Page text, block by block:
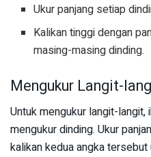
Ukur panjang setiap
Kalikan tinggi dengan
masing-masing dinding.
Mengukur Langit-
Untuk mengukur langit-
mengukur dinding. Ukur
kalikan kedua angka